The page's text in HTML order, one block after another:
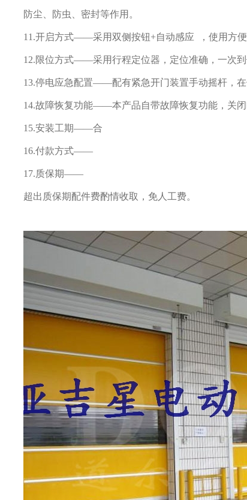
防尘、防虫、密封等作用。
11.开启方式——采用双侧按钮+自动感应 ，使用方便
12.限位方式——采用行程定位器，定位准确，一次到
13.停电应急配置——配有紧急开门装置手动摇杆，在
14.故障恢复功能——本产品自带故障恢复功能，关闭
15.安装工期——合
16.付款方式——
17.质保期——
超出质保期配件费酌情收取，免人工费。